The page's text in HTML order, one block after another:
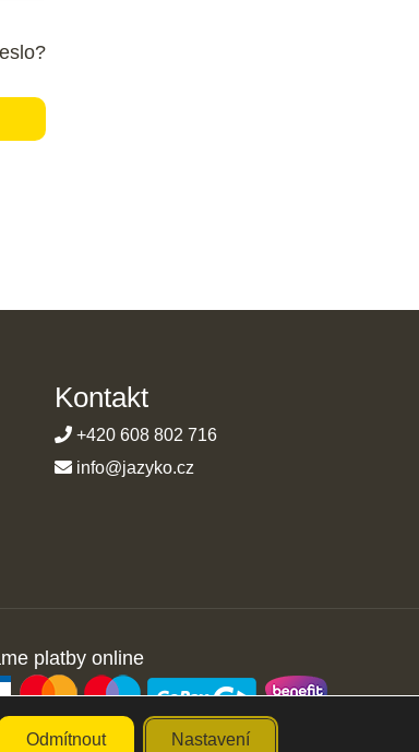
Kontakt
+420 608 802 716
info@jazyko.cz
platby online
Odmítnout Nastavení